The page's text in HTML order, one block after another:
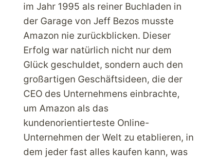
im Jahr 1995 als reiner Buchladen in
der Garage von Jeff Bezos musste
Amazon nie zurückblicken. Dieser
Erfolg war natürlich nicht nur dem
Glück geschuldet, sondern auch den
großartigen Geschäftsideen, die der
CEO des Unternehmens einbrachte,
um Amazon als das
kundenorientierteste Online-
Unternehmen der Welt zu etablieren, in
dem jeder fast alles kaufen kann, was